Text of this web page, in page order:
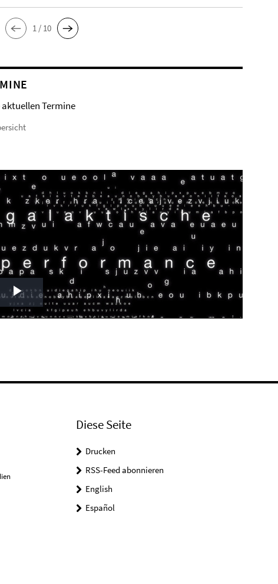
1 / 10
aktuellen Termine
Play
Diese Seite
Drucken
RSS-Feed abonnieren
English
Español